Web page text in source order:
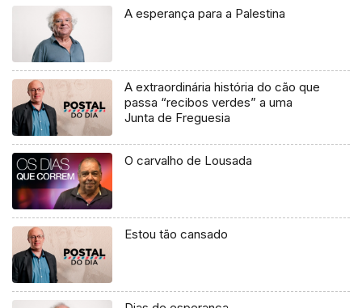
A esperança para a Palestina
A extraordinária história do cão que
passa “recibos verdes” a uma
Junta de Freguesia
O carvalho de Lousada
Estou tão cansado